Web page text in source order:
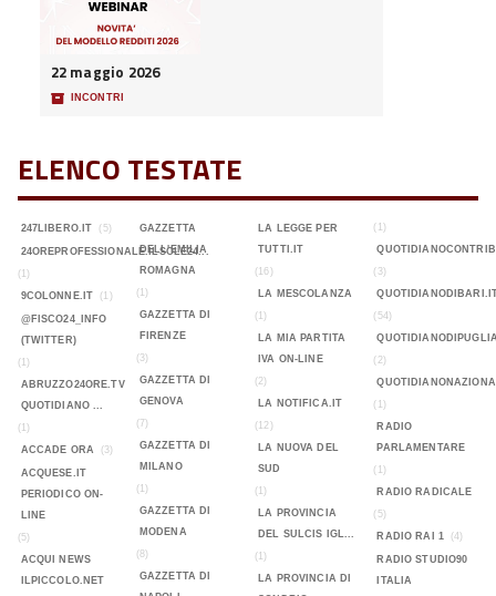
22 maggio 2026
📦 INCONTRI
ELENCO TESTATE
247LIBERO.IT (5)
24OREPROFESSIONALE.ILSOLE24...
(1)
9COLONNE.IT
(1)
@FISCO24_INFO
(TWITTER)
(1)
ABRUZZO24ORE.TV
QUOTIDIANO ...
(1)
ACCADE ORA
(3)
ACQUESE.IT
PERIODICO ON-
LINE
(5)
ACQUI NEWS
ILPICCOLO.NET
GAZZETTA
DELL'EMILIA
ROMAGNA
(1)
GAZZETTA DI
FIRENZE
(3)
GAZZETTA DI
GENOVA
(7)
GAZZETTA DI
MILANO
(1)
GAZZETTA DI
MODENA
(8)
GAZZETTA DI
LA LEGGE PER
TUTTI.IT
(16)
LA MESCOLANZA
(1)
LA MIA PARTITA
IVA ON-LINE
(2)
LA NOTIFICA.IT
(12)
LA NUOVA DEL
SUD
(1)
LA PROVINCIA
DEL SULCIS IGL...
(1)
LA PROVINCIA DI
(1)
(3)
(54)
(2)
(1)
RADIO
PARLAMENTARE
(1)
RADIO RADICALE
(5)
RADIO RAI 1
(4)
RADIO STUDIO90
ITALIA